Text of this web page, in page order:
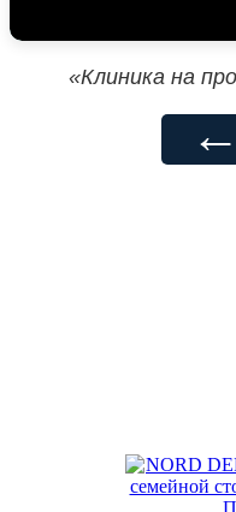
«Клиника на
←